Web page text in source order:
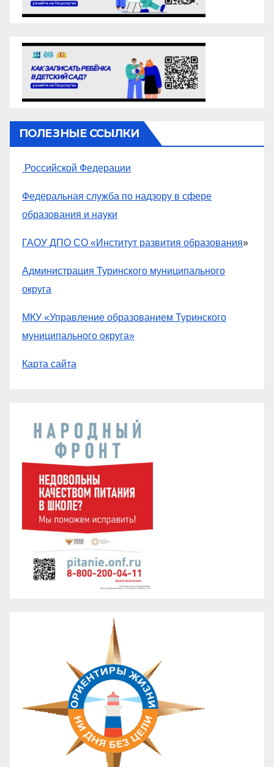
ПОЛЕЗНЫЕ ССЫЛКИ
Российской Федерации
Федеральная служба по надзору в сфере
образования и науки
ГАОУ ДПО СО «Институт развития образования»
Администрация Туринского муниципального
округа
МКУ «Управление образованием Туринского
муниципального округа»
Карта сайта